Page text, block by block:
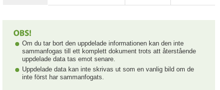
Om du tar bort den uppdelade informationen kan den inte
sammanfogas till ett komplett dokument trots att återstående
uppdelade data tas emot senare.
Uppdelade data kan inte skrivas ut som en vanlig bild om de
inte först har sammanfogats.